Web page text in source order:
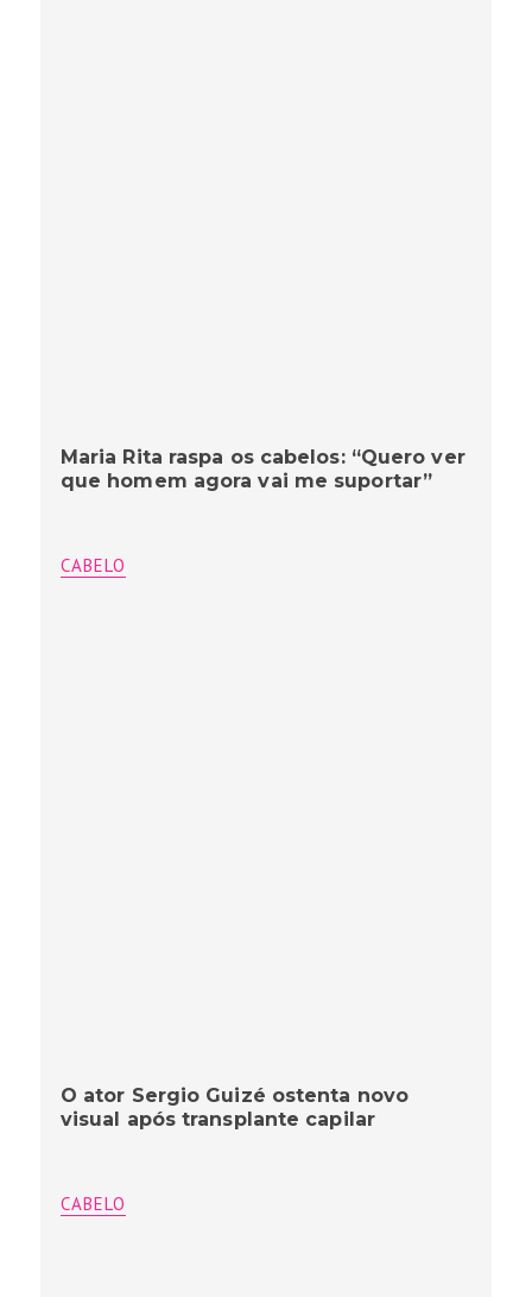
Maria Rita raspa os cabelos: “Quero ver
que homem agora vai me suportar”
CABELO
O ator Sergio Guizé ostenta novo
visual após transplante capilar
CABELO